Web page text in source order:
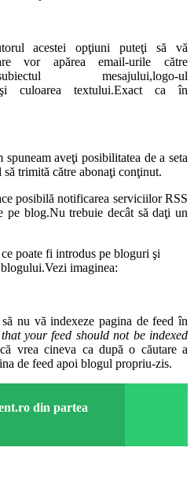
acestei opţiuni puteţi să vă
vor apărea email-urile către
mesajului,logo-ul
şi culoarea textului.Exact ca în
aveţi posibilitatea de a seta
trimită către abonaţi conţinut.
posibilă notificarea serviciilor RSS
pe blog.Nu trebuie decât să daţi un
poate fi introdus pe bloguri şi
imaginea:
nu vă indexeze pagina de feed în
your feed should not be indexed
vrea cineva ca după o căutare a
de feed apoi blogul propriu-zis.
din partea